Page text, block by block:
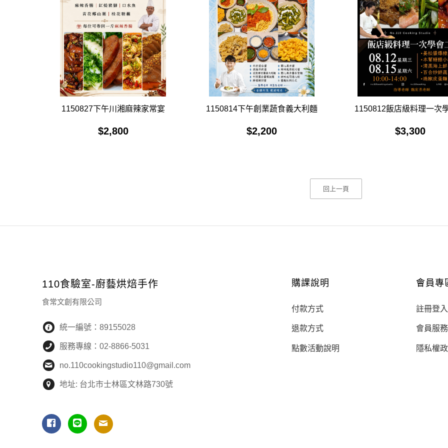
1150827下午川湘麻辣家常宴
$2,800
1150814下午創業蔬食義大利麵
$2,200
1150812飯店級料理一次
$3,300
回上一頁
110食驗室-廚藝烘焙手作
食常文創有限公司
統一編號：89155028
服務專線：02-8866-5031
no.110cookingstudio110@gmail.com
地址: 台北市士林區文林路730號
購課說明
付款方式
退款方式
點數活動說明
會員專
註冊登入
會員服
隱私權